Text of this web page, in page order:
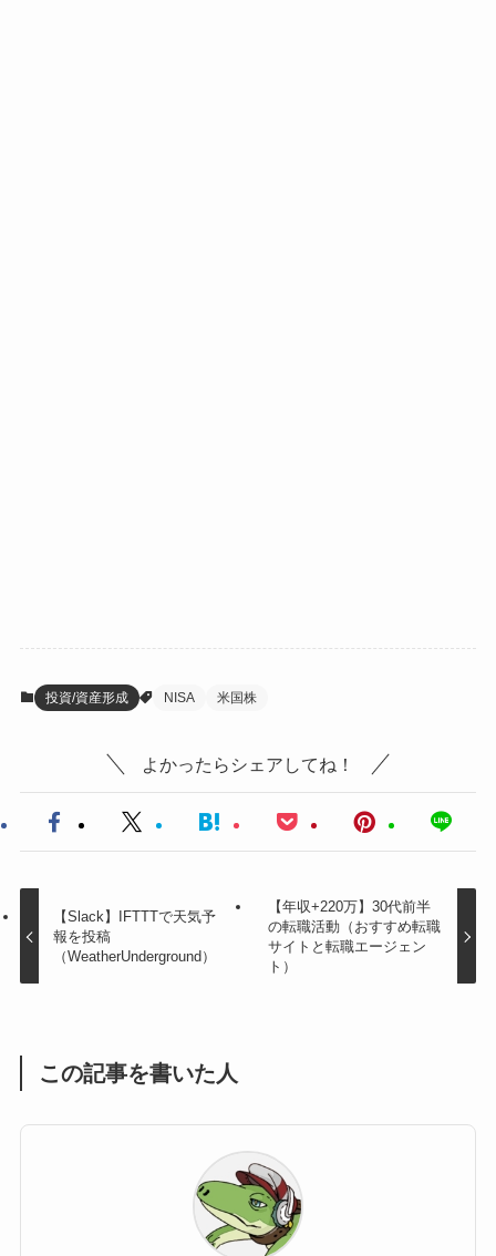
投資/資産形成 NISA 米国株
よかったらシェアしてね！
【Slack】IFTTTで天気予
報を投稿
（WeatherUnderground）
【年収+220万】30代前半
の転職活動（おすすめ転職
サイトと転職エージェン
ト）
この記事を書いた人